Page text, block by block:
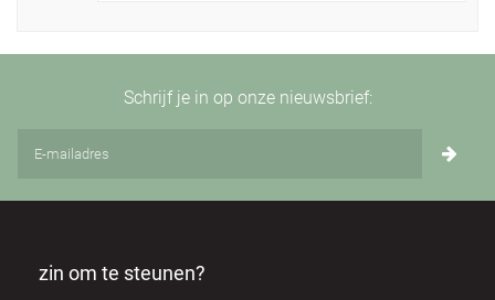
Schrijf je in op onze nieuwsbrief:
zin om te steunen?